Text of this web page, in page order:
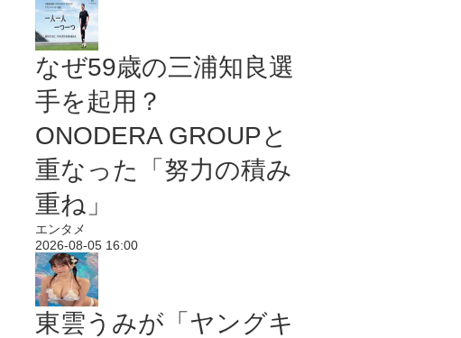
なぜ59歳の三浦知良選
手を起用？
ONODERA GROUPと
重なった「努力の積み
重ね」
エンタメ
2026-08-05 16:00
東雲うみが「ヤングキ